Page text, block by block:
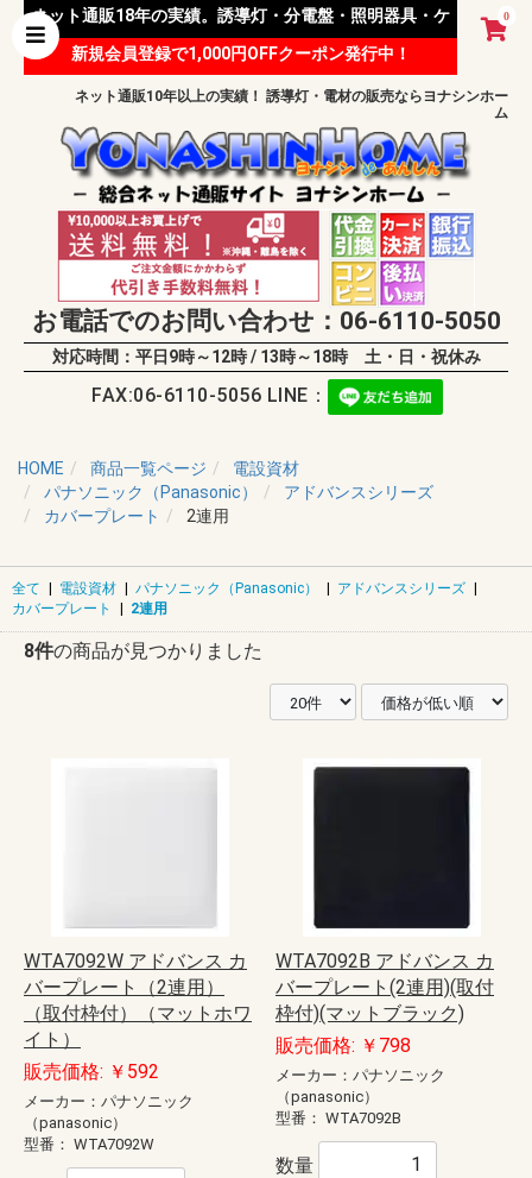
0
ネット通販18年の実績。誘導灯・分電盤・照明器具・ケ
ーブル等 様々な資材を取り扱っています。
新規会員登録で1,000円OFFクーポン発行中！
ネット通販10年以上の実績！ 誘導灯・電材の販売ならヨナシンホー
ム
お電話でのお問い合わせ：06-6110-5050
対応時間：平日9時～12時 / 13時～18時 土・日・祝休み
FAX:06-6110-5056 LINE：
HOME 商品一覧ページ
電設資材
パナソニック（Panasonic）
アドバンスシリーズ
カバープレート
2連用
全て | 電設資材 | パナソニック（Panasonic） | アドバンスシリーズ |
カバープレート
| 2連用
8件の商品が見つかりました
WTA7092W アドバンス カ
バープレート（2連用）
（取付枠付）（マットホワ
イト）
販売価格: ￥592
メーカー：パナソニック
（panasonic）
型番： WTA7092W
WTA7092B アドバンス カ
バープレート(2連用)(取付
枠付)(マットブラック)
販売価格: ￥798
メーカー：パナソニック
（panasonic）
型番： WTA7092B
数量